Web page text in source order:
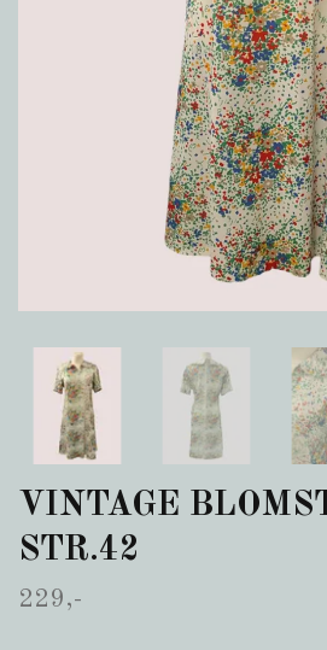
VINTAGE
STR.42
229,-